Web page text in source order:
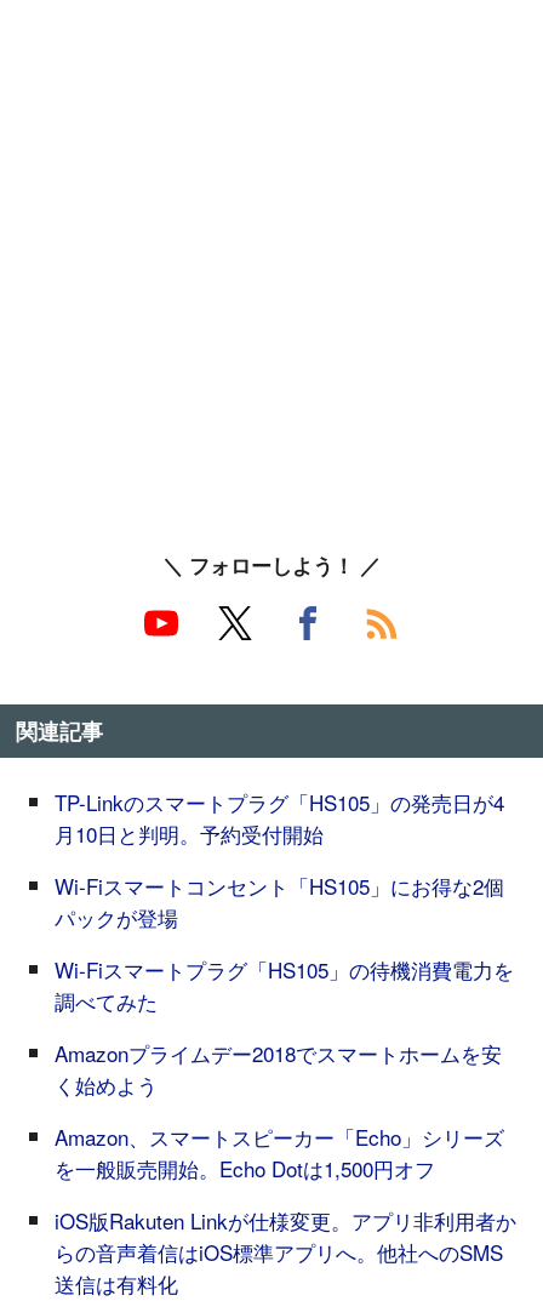
＼ フォローしよう！ ／
関連記事
TP-Linkのスマートプラグ「HS105」の発売日が4
月10日と判明。予約受付開始
Wi-Fiスマートコンセント「HS105」にお得な2個
パックが登場
Wi-Fiスマートプラグ「HS105」の待機消費電力を
調べてみた
Amazonプライムデー2018でスマートホームを安
く始めよう
Amazon、スマートスピーカー「Echo」シリーズ
を一般販売開始。Echo Dotは1,500円オフ
iOS版Rakuten Linkが仕様変更。アプリ非利用者か
らの音声着信はiOS標準アプリへ。他社へのSMS
送信は有料化